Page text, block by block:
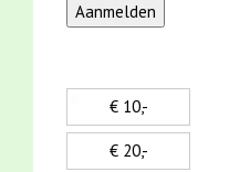
€ 10,-
€ 20,-